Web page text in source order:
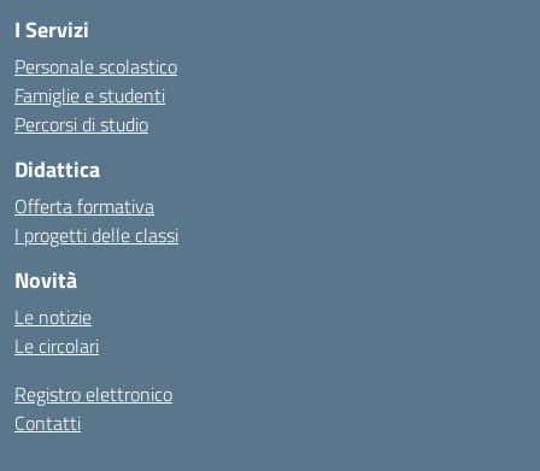
I Servizi
Personale scolastico
Famiglie e studenti
Percorsi di studio
Didattica
Offerta formativa
I progetti delle classi
Novità
Le notizie
Le circolari
Registro elettronico
Contatti